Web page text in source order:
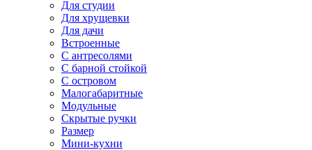
Для студии
Для хрущевки
Для дачи
Встроенные
С антресолями
С барной стойкой
С островом
Малогабаритные
Модульные
Скрытые ручки
Размер
Мини-кухни